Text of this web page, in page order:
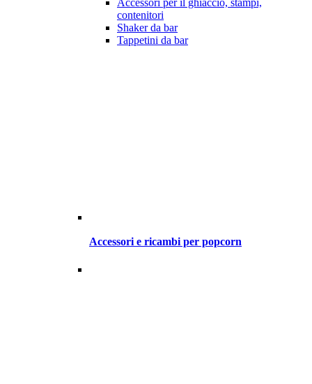
Accessori per il ghiaccio, stampi,
contenitori
Shaker da bar
Tappetini da bar
Accessori e ricambi per popcorn